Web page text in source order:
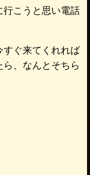
行こうと思い電話
すぐ来てくれれば
、なんとそちら